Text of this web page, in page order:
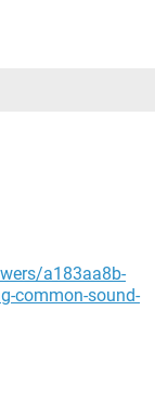
a183aa8b-
common-sound-